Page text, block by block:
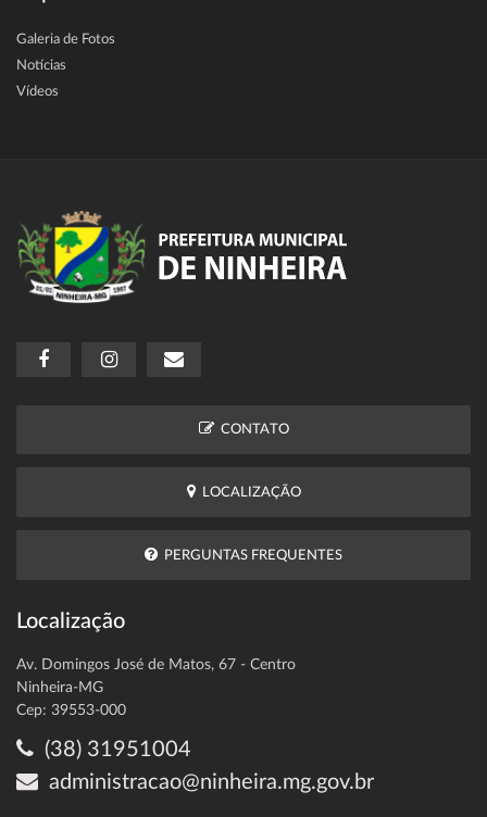
Galeria de Fotos
Notícias
Vídeos
CONTATO
LOCALIZAÇÃO
PERGUNTAS FREQUENTES
Localização
Av. Domingos José de Matos, 67 - Centro
Ninheira-MG
Cep: 39553-000
(38) 31951004
administracao@ninheira.mg.gov.br